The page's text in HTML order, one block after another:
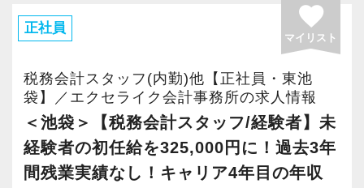
昼休み時間１時間は、業務の都合に合わ
せて好きな時間に取得できます。
強していたりもします。
ピークの時間帯をずらして静かに休憩を
取ることができますよ！
（５）テレワーク環境
その結果、繁忙期においても「ノー残業」、
「カレンダー通りの休暇」という他の会計事務
所では絶対に実現し得ないような生産性を達成
する事が出来ました。
さらに生産性の向上は高収益体質に結びつき、
所属するスタッフはとても優れた報酬体系で働
く事が可能になりました。
正社員 favorite
マイリスト
税務会計スタッフ(内勤)他【正社員・東池
袋】／エクセライク会計事務所の求人情報
＜池袋＞【税務会計スタッフ/経験者】未
経験者の初任給を325,000円に！過去3年
間残業実績なし！キャリア4年目の年収